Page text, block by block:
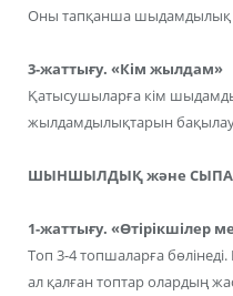
Оны тапқанша шыдамдылық
3-жаттығу. «Кім жылдам»
Қатысушыларға кім
жылдамдылықтарын
ШЫНШЫЛДЫҚ және
1-жаттығу.
Топ 3-4 топшаларға
ал қалған топтар олардың